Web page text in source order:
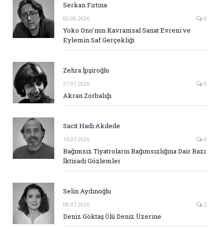
Serkan Fırtına
02.08.2026 0
Yoko Ono’nun Kavramsal Sanat Evreni ve
Eylemin Saf Gerçekliği
Zehra İpşiroğlu
27.07.2026 0
Akran Zorbalığı
Sacit Hadi Akdede
14.07.2026 0
Bağımsız Tiyatroların Bağımsızlığına Dair Bazı
İktisadi Gözlemler
Selin Aydınoğlu
08.07.2026 2
Deniz Göktaş Ölü Deniz Üzerine